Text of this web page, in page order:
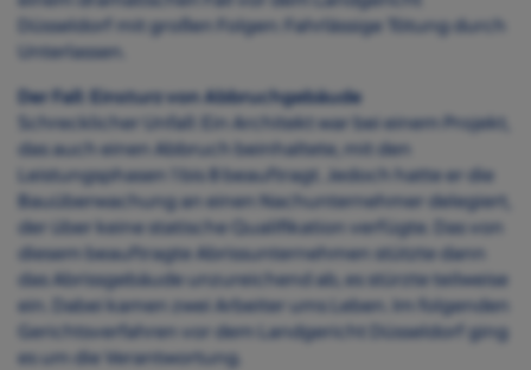
Düsseldorf mit großen Folgen: Fahrlässige Tötung durch
Unterlassen.
Der Fall: Einsturz von Abbruchgebäude
Schrecklicher Unfall: Ein Architekt war bei einem Projekt,
das auch einen Abbruch beinhaltete, mit den
Leistungsphasen 1 bis 8 beauftragt. Jedoch hatte er die
Bauüberwachung an einen Nachunternehmer delegiert,
der über keine statische Qualifikation verfügte. Das von
diesem beauftragte Abrissunternehmen stützte dann
das Abrissgebäude unzureichend ab, es stürzte teilweise
ein. Dabei kamen zwei Arbeiter ums Leben. Im folgenden
Gerichtsverfahren vor dem Landgericht Düsseldorf ging
es um die Verantwortung.